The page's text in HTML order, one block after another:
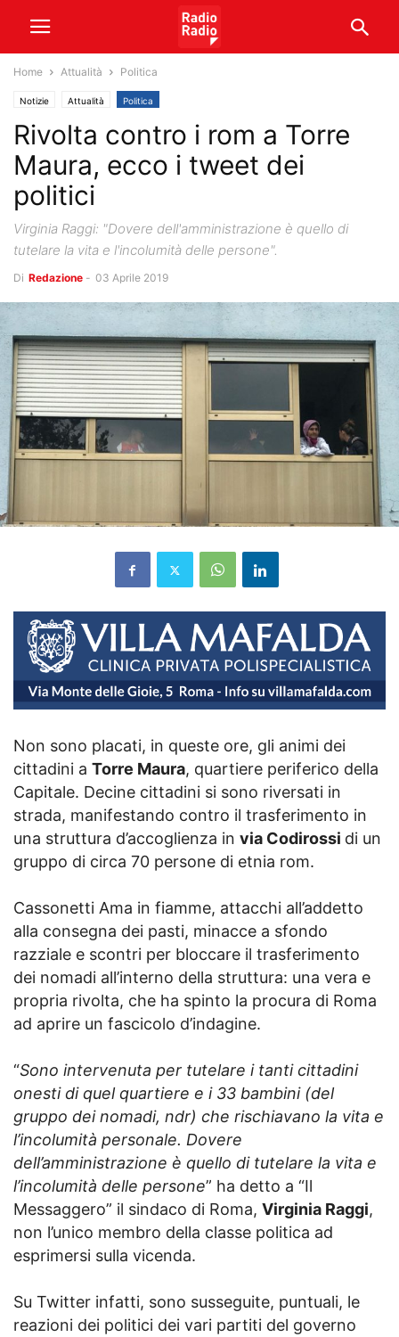
Home Attualità Politica
Notizie Attualità Politica
Rivolta contro i rom a Torre
Maura, ecco i tweet dei
politici
Virginia Raggi: "Dovere dell'amministrazione è quello di
tutelare la vita e l'incolumità delle persone".
Di Redazione - 03 Aprile 2019
Non sono placati, in queste ore, gli animi dei
cittadini a Torre Maura, quartiere periferico della
Capitale. Decine cittadini si sono riversati in
strada, manifestando contro il trasferimento in
una struttura d’accoglienza in via Codirossi di un
gruppo di circa 70 persone di etnia rom.
Cassonetti Ama in fiamme, attacchi all’addetto
alla consegna dei pasti, minacce a sfondo
razziale e scontri per bloccare il trasferimento
dei nomadi all’interno della struttura: una vera e
propria rivolta, che ha spinto la procura di Roma
ad aprire un fascicolo d’indagine.
“Sono intervenuta per tutelare i tanti cittadini
onesti di quel quartiere e i 33 bambini (del
gruppo dei nomadi, ndr) che rischiavano la vita e
l’incolumità personale. Dovere
dell’amministrazione è quello di tutelare la vita e
l’incolumità delle persone” ha detto a “Il
Messaggero” il sindaco di Roma, Virginia Raggi,
non l’unico membro della classe politica ad
esprimersi sulla vicenda.
Su Twitter infatti, sono susseguite, puntuali, le
reazioni dei politici dei vari partiti del governo